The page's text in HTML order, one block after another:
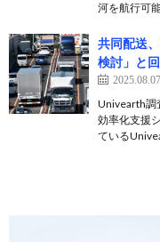
河を航行可
共同配送
検討」と
2025.08.07
Univearth調
効率化支援
ている